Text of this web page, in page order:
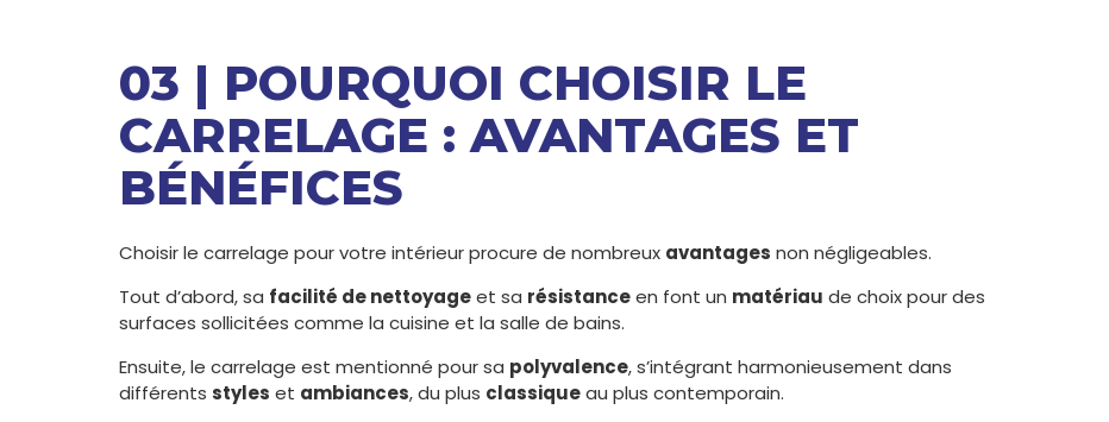
03 | POURQUOI CHOISIR LE
CARRELAGE : AVANTAGES ET
BÉNÉFICES
Choisir le carrelage pour votre intérieur procure de nombreux avantages non négligeables.
Tout d’abord, sa facilité de nettoyageet sa résistanceen font un matériau de choix pour des
surfaces sollicitées comme la cuisine et la salle de bains.
Ensuite, le carrelage est mentionné pour sa polyvalence, s’intégrant harmonieusement dans
différents styles et ambiances, du plus classiqueau plus contemporain.